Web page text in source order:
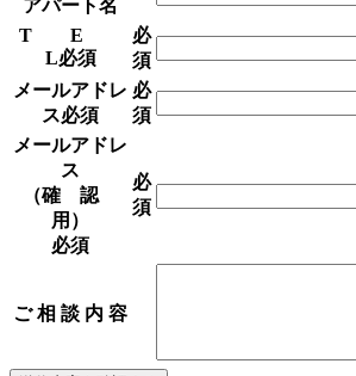
アパート名
T E
L必須
必
須
メールアドレ
ス必須
必
須
メールアドレ
ス
（確 認
用）
必須
必
須
ご 相 談 内 容